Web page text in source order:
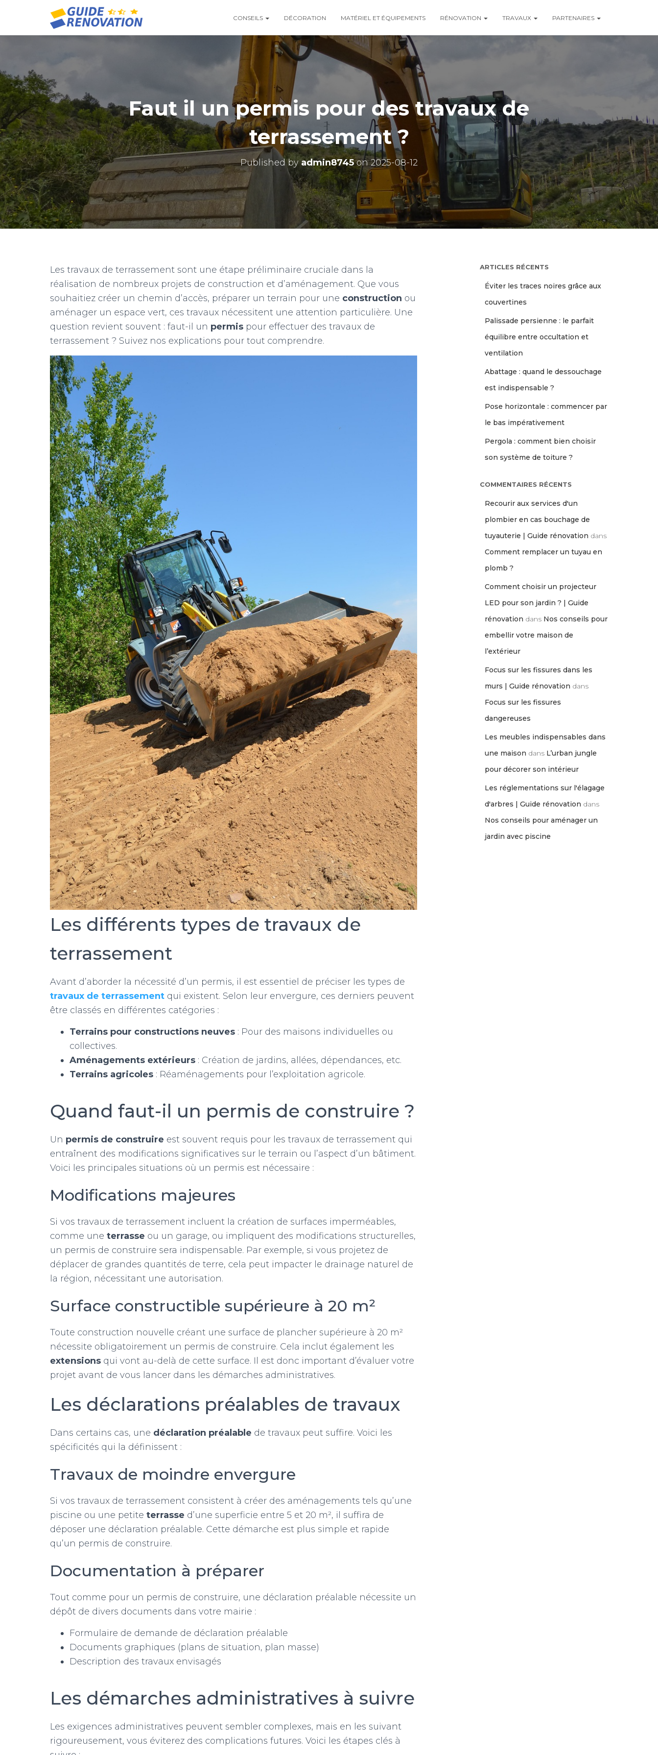
CONSEILS DÉCORATION MATÉRIEL ET ÉQUIPEMENTS RÉNOVATION TRAVAUX PARTENAIRES
Faut il un permis pour des travaux de
terrassement ?
Published byadmin8745on2025-08-12
Les travaux de terrassement sont une étape préliminaire cruciale dans la
réalisation de nombreux projets de construction et d’aménagement. Que vous
souhaitiez créer un chemin d’accès, préparer un terrain pour une construction ou
aménager un espace vert, ces travaux nécessitent une attention particulière. Une
question revient souvent : faut-il un permis pour effectuer des travaux de
terrassement ? Suivez nos explications pour tout comprendre.
Les différents types de travaux de
terrassement
Avant d’aborder la nécessité d’un permis, il est essentiel de préciser les types de
travaux de terrassement qui existent. Selon leur envergure, ces derniers peuvent
être classés en différentes catégories :
Terrains pour constructions neuves : Pour des maisons individuelles ou
collectives.
Aménagements extérieurs : Création de jardins, allées, dépendances, etc.
Terrains agricoles : Réaménagements pour l’exploitation agricole.
Quand faut-il un permis de construire ?
Un permis de construire est souvent requis pour les travaux de terrassement qui
entraînent des modifications significatives sur le terrain ou l’aspect d’un bâtiment.
Voici les principales situations où un permis est nécessaire :
Modifications majeures
Si vos travaux de terrassement incluent la création de surfaces imperméables,
comme une terrasse ou un garage, ou impliquent des modifications structurelles,
un permis de construire sera indispensable. Par exemple, si vous projetez de
déplacer de grandes quantités de terre, cela peut impacter le drainage naturel de
la région, nécessitant une autorisation.
Surface constructible supérieure à 20 m²
Toute construction nouvelle créant une surface de plancher supérieure à 20 m²
nécessite obligatoirement un permis de construire. Cela inclut également les
extensions qui vont au-delà de cette surface. Il est donc important d’évaluer votre
projet avant de vous lancer dans les démarches administratives.
Les déclarations préalables de travaux
Dans certains cas, une déclaration préalable de travaux peut suffire. Voici les
spécificités qui la définissent :
Travaux de moindre envergure
Si vos travaux de terrassement consistent à créer des aménagements tels qu’une
piscine ou une petite terrasse d’une superficie entre 5 et 20 m², il suffira de
déposer une déclaration préalable. Cette démarche est plus simple et rapide
qu’un permis de construire.
Documentation à préparer
Tout comme pour un permis de construire, une déclaration préalable nécessite un
dépôt de divers documents dans votre mairie :
Formulaire de demande de déclaration préalable
Documents graphiques (plans de situation, plan masse)
Description des travaux envisagés
Les démarches administratives à suivre
Les exigences administratives peuvent sembler complexes, mais en les suivant
rigoureusement, vous éviterez des complications futures. Voici les étapes clés à
ARTICLES RÉCENTS
Éviter les traces noires grâce aux
couvertines
Palissade persienne : le parfait
équilibre entre occultation et
ventilation
Abattage : quand le dessouchage
est indispensable ?
Pose horizontale : commencer par
le bas impérativement
Pergola : comment bien choisir
son système de toiture ?
COMMENTAIRES RÉCENTS
Recourir aux services d'un
plombier en cas bouchage de
tuyauterie | Guide rénovation dans
Comment remplacer un tuyau en
plomb ?
Comment choisir un projecteur
LED pour son jardin ? | Guide
rénovation dans Nos conseils pour
embellir votre maison de
l’extérieur
Focus sur les fissures dans les
murs | Guide rénovation dans
Focus sur les fissures
dangereuses
Les meubles indispensables dans
une maison dans L’urban jungle
pour décorer son intérieur
Les réglementations sur l'élagage
d'arbres | Guide rénovation dans
Nos conseils pour aménager un
jardin avec piscine